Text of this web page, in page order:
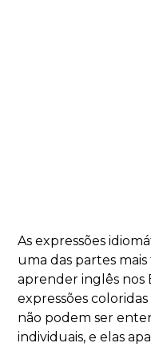
As expressões
uma das partes
aprender inglês nos
expressões
não podem ser
individuais, e elas